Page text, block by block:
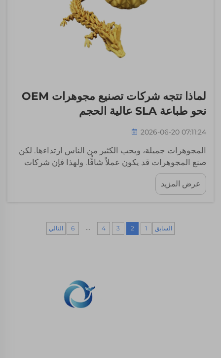
لماذا تتجه شركات تصنيع مجوهرات OEM
نحو طباعة SLA عالية الحجم
2026-06-20 07:11:24
المجوهرات جميلة، ويحب الكثير من الناس ارتداءها. لكن
صنع المجوهرات قد يكون عملاً شاقًّا. ولهذا فإن شركات
وأحد أحدث الأساليب المثيرة هو الطباعة عالية الحجم
بتقنية SLA. وهذه التكنولوجيا تُحدث تحوّلًا...
عرض المزيد
السابق 1
2
3
4
...
6 التالي